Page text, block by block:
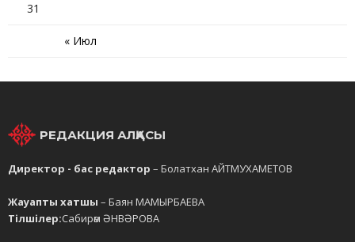
« Июл
31
РЕДАКЦИЯ АЛҚАСЫ
Директор - бас редактор – Болатхан АЙТМУХАМЕТОВ
Жауапты хатшы – Баян МАМЫРБАЕВА
Тілшілер:Сабирәм ӘНВӘРОВА